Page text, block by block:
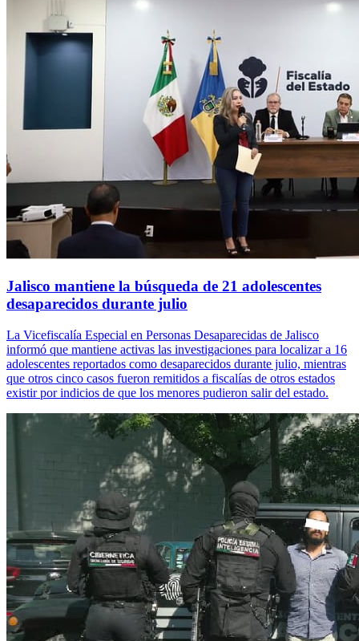
Jalisco mantiene la búsqueda de 21 adolescentes
desaparecidos durante julio
La Vicefiscalía Especial en Personas Desaparecidas de Jalisco
informó que mantiene activas las investigaciones para localizar a 16
adolescentes reportados como desaparecidos durante julio, mientras
que otros cinco casos fueron remitidos a fiscalías de otros estados
existir por indicios de que los menores pudieron salir del estado.